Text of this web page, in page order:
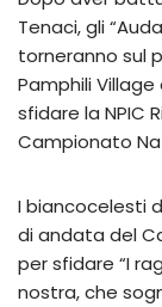
Tenaci, gli
torneranno sul
Pamphili
sfidare la NPIC
Campionato
I biancocelesti
di andata del
per sfidare “I
nostra, che